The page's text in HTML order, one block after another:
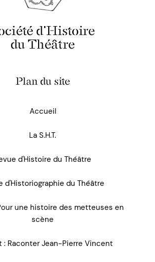
d'Histoire
du Théâtre
Plan du site
Accueil
La S.H.T.
d'Histoire du Théâtre
d'Historiographie du Théâtre
une histoire des metteuses en
scène
: Raconter Jean-Pierre Vincent